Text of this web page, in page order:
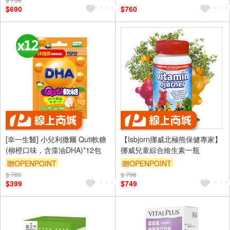
$690
$760
[幸一生醫] 小兒利撒爾 Quti軟糖
(柳橙口味，含藻油DHA)*12包
贈OPENPOINT
$ 760
$399
【Isbjorn挪威北極熊保健專家】
挪威兒童綜合維生素一瓶
贈OPENPOINT
$ 799
$749